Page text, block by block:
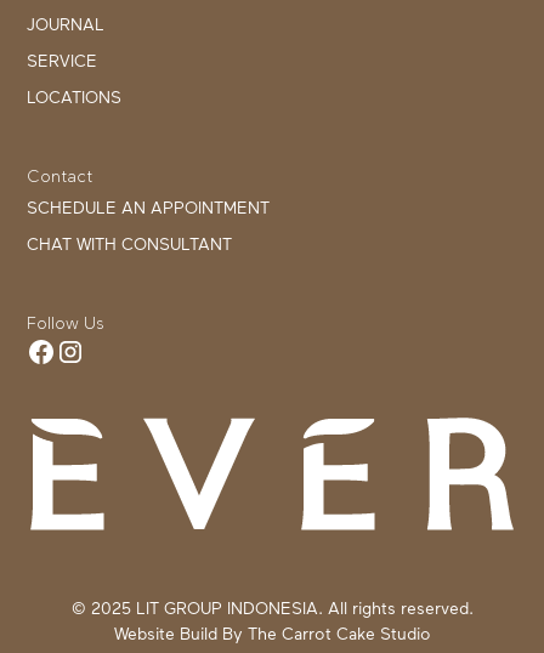
JOURNAL
SERVICE
LOCATIONS
Contact
SCHEDULE AN APPOINTMENT
CHAT WITH CONSULTANT
Follow Us
© 2025 LIT GROUP INDONESIA. All rights reserved.
Website Build By
The Carrot Cake Studio